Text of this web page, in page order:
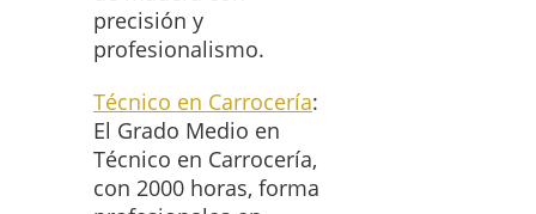
precisión y
profesionalismo.
Técnico en Carrocería:
El Grado Medio en
Técnico en Carrocería,
con 2000 horas, forma